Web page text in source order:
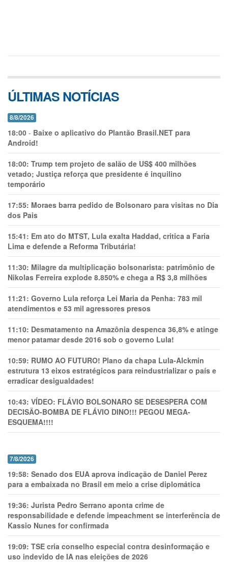
ÚLTIMAS NOTÍCIAS
8/8/2026
18:00 - Baixe o aplicativo do Plantão Brasil.NET para
Android!
18:00: Trump tem projeto de salão de US$ 400 milhões
vetado; Justiça reforça que presidente é inquilino
temporário
17:55: Moraes barra pedido de Bolsonaro para visitas no Dia
dos Pais
15:41: Em ato do MTST, Lula exalta Haddad, critica a Faria
Lima e defende a Reforma Tributária!
11:30: Milagre da multiplicação bolsonarista: patrimônio de
Nikolas Ferreira explode 8.850% e chega a R$ 3,8 milhões
11:21: Governo Lula reforça Lei Maria da Penha: 783 mil
atendimentos e 53 mil agressores presos
11:10: Desmatamento na Amazônia despenca 36,8% e atinge
menor patamar desde 2016 sob o governo Lula!
10:59: RUMO AO FUTURO! Plano da chapa Lula-Alckmin
estrutura 13 eixos estratégicos para reindustrializar o país e
erradicar desigualdades!
10:43: VÍDEO: FLÁVIO BOLSONARO SE DESESPERA COM
DECISÃO-BOMBA DE FLÁVIO DINO!!! PEGOU MEGA-
ESQUEMA!!!!
7/8/2026
19:58: Senado dos EUA aprova indicação de Daniel Perez
para a embaixada no Brasil em meio a crise diplomática
19:36: Jurista Pedro Serrano aponta crime de
responsabilidade e defende impeachment se interferência de
Kassio Nunes for confirmada
19:09: TSE cria conselho especial contra desinformação e
uso indevido de IA nas eleições de 2026